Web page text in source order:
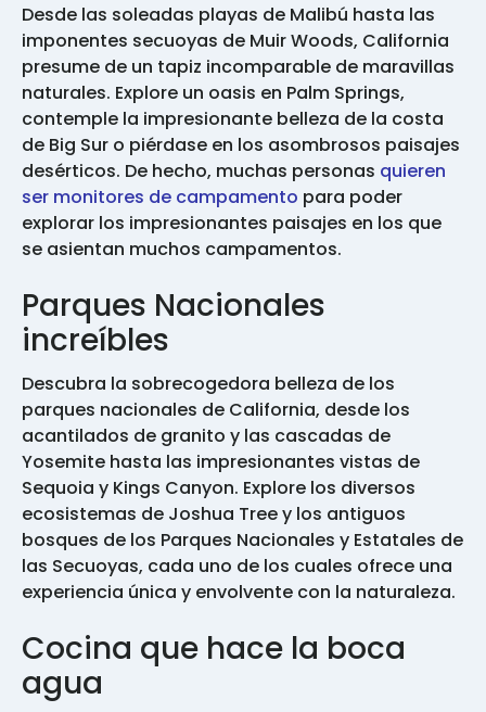
Desde las soleadas playas de Malibú hasta las
imponentes secuoyas de Muir Woods, California
presume de un tapiz incomparable de maravillas
naturales. Explore un oasis en Palm Springs,
contemple la impresionante belleza de la costa
de Big Sur o piérdase en los asombrosos paisajes
desérticos. De hecho, muchas personas quieren
ser monitores de campamento para poder
explorar los impresionantes paisajes en los que
se asientan muchos campamentos.
Parques Nacionales
increíbles
Descubra la sobrecogedora belleza de los
parques nacionales de California, desde los
acantilados de granito y las cascadas de
Yosemite hasta las impresionantes vistas de
Sequoia y Kings Canyon. Explore los diversos
ecosistemas de Joshua Tree y los antiguos
bosques de los Parques Nacionales y Estatales de
las Secuoyas, cada uno de los cuales ofrece una
experiencia única y envolvente con la naturaleza.
Cocina que hace la boca
agua